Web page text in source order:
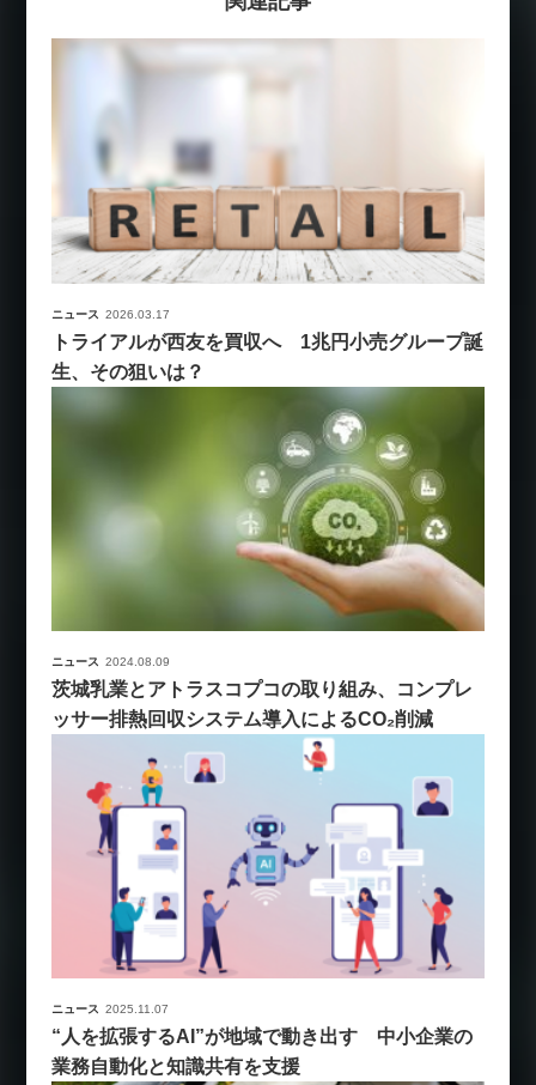
ニュース 2026.03.17
トライアルが西友を買収へ 1兆円小売グループ誕
生、その狙いは？
ニュース 2024.08.09
茨城乳業とアトラスコプコの取り組み、コンプレ
ッサー排熱回収システム導入によるCO₂削減
ニュース 2025.11.07
“人を拡張するAI”が地域で動き出す 中小企業の
業務自動化と知識共有を支援